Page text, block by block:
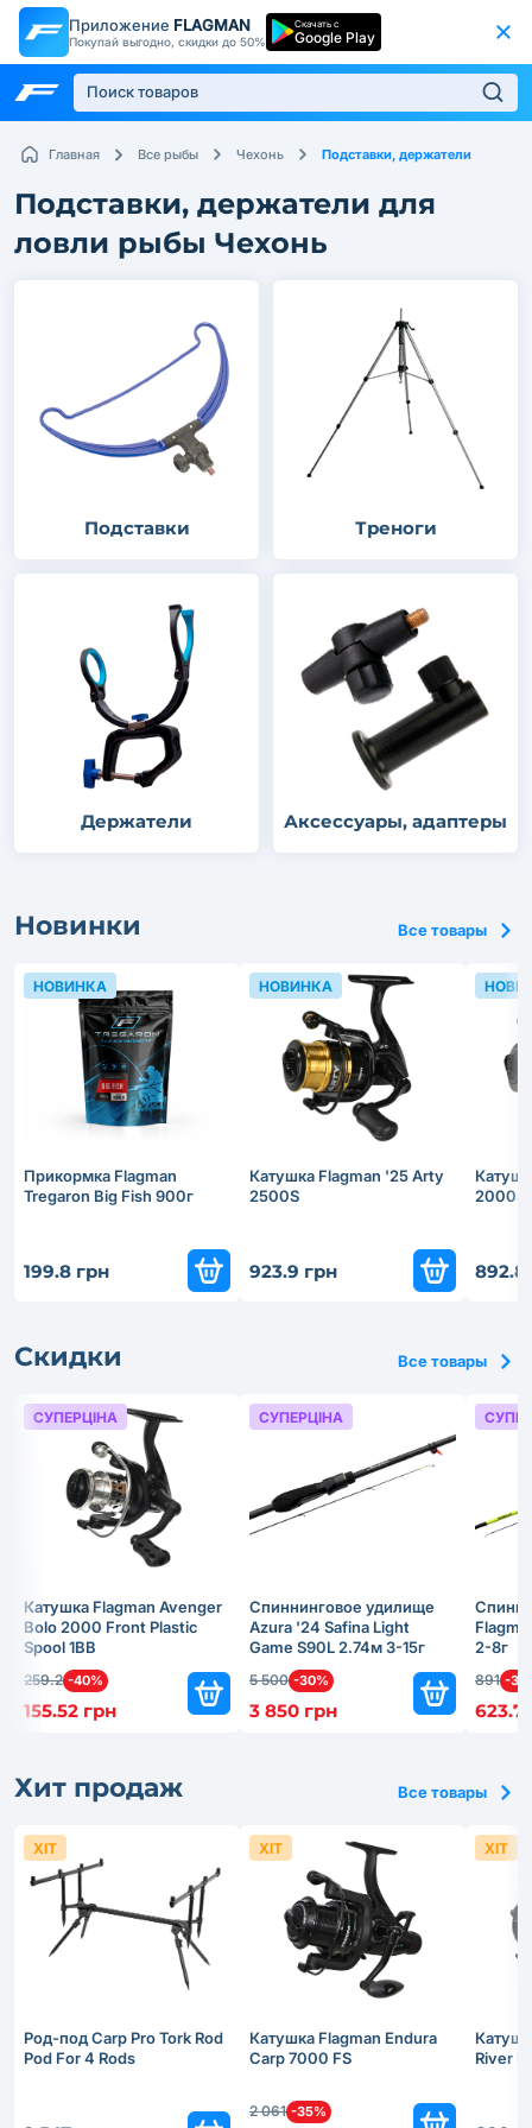
Приложение FLAGMAN
Покупай выгодно, скидки до 50%
Скачать с
Google Play
Главная Все рыбы Чехонь Подставки, держатели
Подставки, держатели для
ловли рыбы Чехонь
Подставки Треноги
Держатели Аксессуары, адаптеры
Новинки Все товары
Прикормка Flagman
Tregaron Big Fish 900г
199.8 грн
НОВИНКА
Катушка Flagman '25 Arty
2500S
923.9 грн
НОВИНКА
2000S
892.8
Скидки Все товары
Катушка Flagman Avenger
Bolo 2000 Front Plastic
Spool 1BB
259.2 -40%
155.52 грн
СУПЕРЦІНА
Спиннинговое удилище
Azura '24 Safina Light
Game S90L 2.74м 3-15г
5 500 -30%
3 850 грн
СУПЕРЦІНА
2-8г
891 -
623.7
Хит продаж Все товары
Род-под Carp Pro Tork Rod
Pod For 4 Rods
ХІТ
Катушка Flagman Endura
Carp 7000 FS
2 061 -35%
ХІТ
River
ХІТ